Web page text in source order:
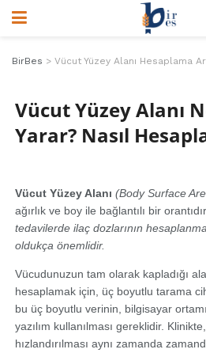
BirBes > Vücut Yüzey Alanı Hesaplama
Vücut Yüzey Alanı
Yarar? Nasıl
Vücut Yüzey Alanı (Body Surface
ağırlık ve boy ile bağlantılı bir
tedavilerde ilaç dozlarının
oldukça önemlidir.
Vücudunuzun tam olarak kapladığı
hesaplamak için, üç boyutlu tarama
bu üç boyutlu verinin, bilgisayar
yazılım kullanılması gereklidir.
hızlandırılması aynı zamanda